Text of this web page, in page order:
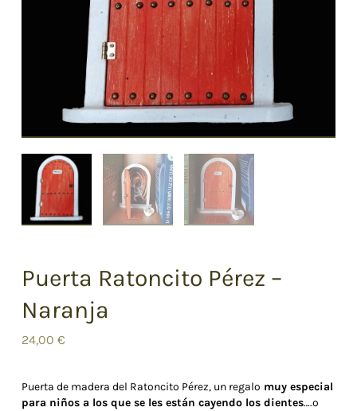
Puerta Ratoncito Pérez –
Naranja
24,00 €
Puerta de madera del Ratoncito Pérez, un regalo muy especial
para niños a los que se les están cayendo los dientes….o